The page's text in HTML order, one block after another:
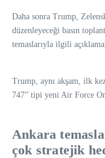
Daha sonra Trump,
düzenleyeceği basın
temaslarıyla ilgili
Trump, aynı akşam, ilk
747” tipi yeni Air Force
Ankara
çok stratejik